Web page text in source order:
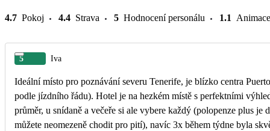
4.7 Pokoj 4.4 Strava 5 Hodnocení personálu 1.1 Animace
5 Iva
Ideální místo pro poznávání severu Tenerife, je blízko centra
podle jízdního řádu). Hotel je na hezkém místě s perfektními
průměr, u snídaně a večeře si ale vybere každý (polopenze plus
můžete neomezeně chodit pro pití), navíc 3x během týdne byla